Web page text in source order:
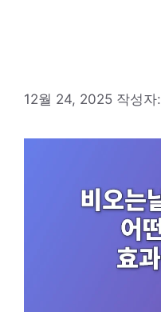
12월 24, 2025 작성자: